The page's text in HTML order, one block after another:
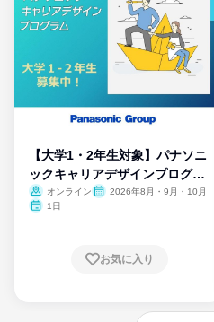
【大学1・2年生対象】パナソニ
ックキャリアデザインプログラ
ム
オンライン
2026年8月・9月・10月
1日
お気に入り